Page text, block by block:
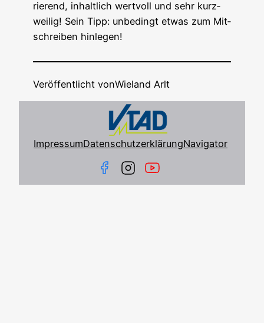
rie­rend, inhalt­lich wert­voll und sehr kurz­
wei­lig! Sein Tipp: unbe­dingt etwas zum Mit­
schrei­ben hinlegen!
Veröffentlicht vonWieland Arlt
ImpressumDatenschutzerklärungNavigator